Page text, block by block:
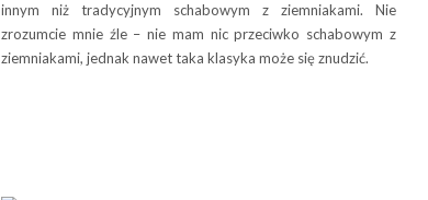
innym niż tradycyjnym schabowym z ziemniakami. Nie
zrozumcie mnie źle – nie mam nic przeciwko schabowym z
ziemniakami, jednak nawet taka klasyka może się znudzić.